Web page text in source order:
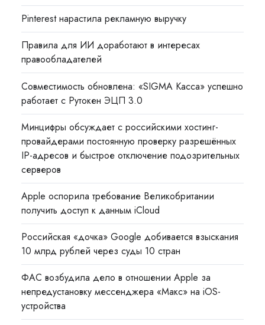
Pinterest нарастила рекламную выручку
Правила для ИИ доработают в интересах
правообладателей
Совместимость обновлена: «SIGMA Касса» успешно
работает с Рутокен ЭЦП 3.0
Минцифры обсуждает с российскими хостинг-
провайдерами постоянную проверку разрешённых
IP-адресов и быстрое отключение подозрительных
серверов
Apple оспорила требование Великобритании
получить доступ к данным iCloud
Российская «дочка» Google добивается взыскания
10 млрд рублей через суды 10 стран
ФАС возбудила дело в отношении Apple за
непредустановку мессенджера «Макс» на iOS-
устройства